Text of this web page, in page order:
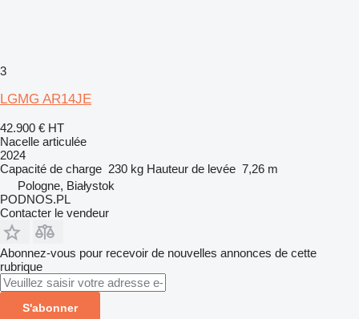
3
LGMG AR14JE
42.900 € HT
Nacelle articulée
2024
Capacité de charge 230 kg Hauteur de levée 7,26 m
Pologne, Białystok
PODNOS.PL
Contacter le vendeur
Abonnez-vous pour recevoir de nouvelles annonces de cette
rubrique
S'abonner